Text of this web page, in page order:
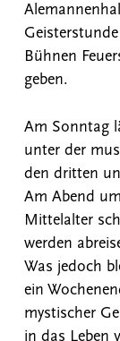
Bühnen
geben.
Am Sonntag
unter der
den dritten
Am Abend
Mittelalter
werden
Was jedoch
ein
mystischer
in das Leben